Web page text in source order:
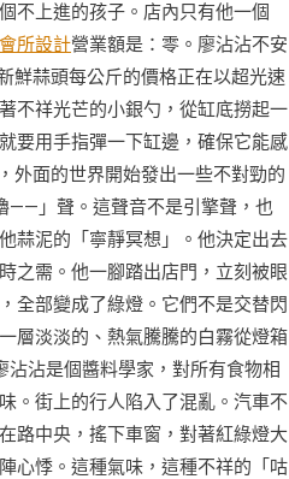
不上進的孩子。店內只有他一個
會所設計營業額是：零。廖沾沾不安
鮮蒜頭每公斤的價格正在以超光速
不祥光芒的小銀勺，從缸底撈起一
要用手指彈一下缸邊，確保它能感
外面的世界開始發出一些不對勁的
——」聲。這聲音不是引擎聲，也
蒜泥的「寧靜冥想」。他決定出去
之需。他一腳踏出店門，立刻被眼
全部變成了綠燈。它們不是交替閃
層淡淡的、熱氣騰騰的白霧從燈箱
沾是個醬料學家，對所有食物相
。街上的行人陷入了混亂。汽車不
路中央，搖下車窗，對著紅綠燈大
心悸。這種氣味，這種不祥的「咕